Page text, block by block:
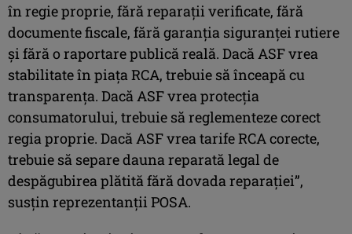
în regie proprie, fără reparaţii verificate, fără
documente fiscale, fără garanţia siguranţei rutiere
şi fără o raportare publică reală. Dacă ASF vrea
stabilitate în piaţa RCA, trebuie să înceapă cu
transparenţa. Dacă ASF vrea protecţia
consumatorului, trebuie să reglementeze corect
regia proprie. Dacă ASF vrea tarife RCA corecte,
trebuie să separe dauna reparată legal de
despăgubirea plătită fără dovada reparaţiei”,
susţin reprezentanţii POSA.